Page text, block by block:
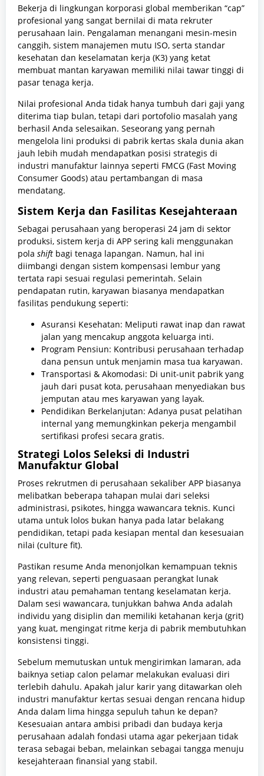
Bekerja di lingkungan korporasi global memberikan “cap”
profesional yang sangat bernilai di mata rekruter
perusahaan lain. Pengalaman menangani mesin-mesin
canggih, sistem manajemen mutu ISO, serta standar
kesehatan dan keselamatan kerja (K3) yang ketat
membuat mantan karyawan memiliki nilai tawar tinggi di
pasar tenaga kerja.
Nilai profesional Anda tidak hanya tumbuh dari gaji yang
diterima tiap bulan, tetapi dari portofolio masalah yang
berhasil Anda selesaikan. Seseorang yang pernah
mengelola lini produksi di pabrik kertas skala dunia akan
jauh lebih mudah mendapatkan posisi strategis di
industri manufaktur lainnya seperti FMCG (Fast Moving
Consumer Goods) atau pertambangan di masa
mendatang.
Sistem Kerja dan Fasilitas Kesejahteraan
Sebagai perusahaan yang beroperasi 24 jam di sektor
produksi, sistem kerja di APP sering kali menggunakan
pola shift bagi tenaga lapangan. Namun, hal ini
diimbangi dengan sistem kompensasi lembur yang
tertata rapi sesuai regulasi pemerintah. Selain
pendapatan rutin, karyawan biasanya mendapatkan
fasilitas pendukung seperti:
Asuransi Kesehatan: Meliputi rawat inap dan rawat
jalan yang mencakup anggota keluarga inti.
Program Pensiun: Kontribusi perusahaan terhadap
dana pensun untuk menjamin masa tua karyawan.
Transportasi & Akomodasi: Di unit-unit pabrik yang
jauh dari pusat kota, perusahaan menyediakan bus
jemputan atau mes karyawan yang layak.
Pendidikan Berkelanjutan: Adanya pusat pelatihan
internal yang memungkinkan pekerja mengambil
sertifikasi profesi secara gratis.
Strategi Lolos Seleksi di Industri
Manufaktur Global
Proses rekrutmen di perusahaan sekaliber APP biasanya
melibatkan beberapa tahapan mulai dari seleksi
administrasi, psikotes, hingga wawancara teknis. Kunci
utama untuk lolos bukan hanya pada latar belakang
pendidikan, tetapi pada kesiapan mental dan kesesuaian
nilai (culture fit).
Pastikan resume Anda menonjolkan kemampuan teknis
yang relevan, seperti penguasaan perangkat lunak
industri atau pemahaman tentang keselamatan kerja.
Dalam sesi wawancara, tunjukkan bahwa Anda adalah
individu yang disiplin dan memiliki ketahanan kerja (grit)
yang kuat, mengingat ritme kerja di pabrik membutuhkan
konsistensi tinggi.
Sebelum memutuskan untuk mengirimkan lamaran, ada
baiknya setiap calon pelamar melakukan evaluasi diri
terlebih dahulu. Apakah jalur karir yang ditawarkan oleh
industri manufaktur kertas sesuai dengan rencana hidup
Anda dalam lima hingga sepuluh tahun ke depan?
Kesesuaian antara ambisi pribadi dan budaya kerja
perusahaan adalah fondasi utama agar pekerjaan tidak
terasa sebagai beban, melainkan sebagai tangga menuju
kesejahteraan finansial yang stabil.